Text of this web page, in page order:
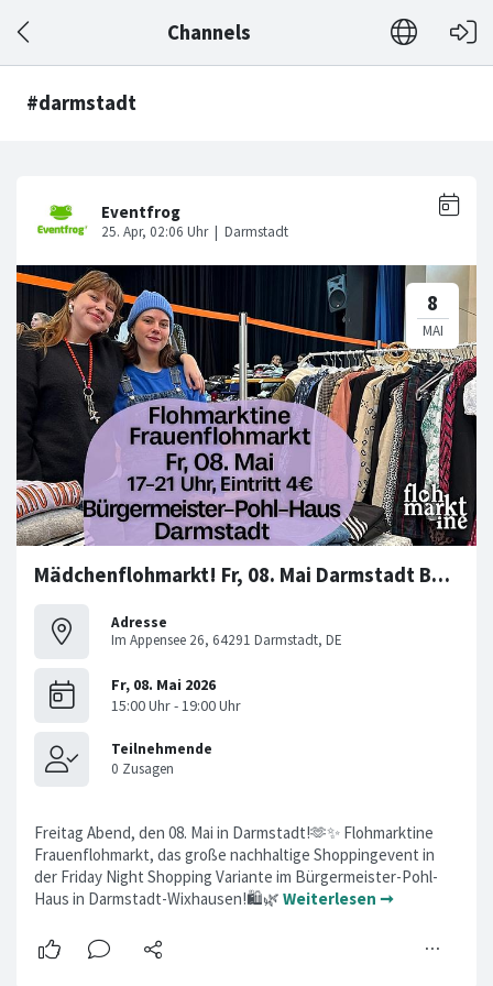
Channels
#darmstadt
Mädchenflohmarkt! Fr, 08. Mai Darmstadt Bürgerm.-Pohl-Haus
Adresse
Im Appensee 26, 64291 Darmstadt, DE
Freitag Abend, den 08. Mai in Darmstadt!🫶✨ Flohmarktine
Frauenflohmarkt, das große nachhaltige Shoppingevent in
der Friday Night Shopping Variante im Bürgermeister-Pohl-
Haus in Darmstadt-Wixhausen!🛍️🌿 Weiterlesen ➞